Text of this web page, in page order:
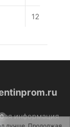
0
12
информация